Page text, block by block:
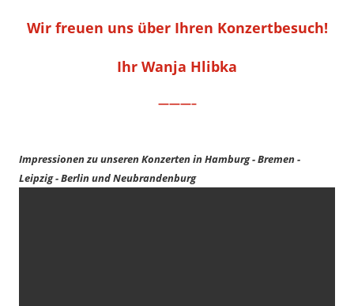
Wir freuen uns über Ihren Konzertbesuch!
Ihr Wanja Hlibka
———–
Impressionen zu unseren Konzerten in Hamburg - Bremen -
Leipzig - Berlin und Neubrandenburg